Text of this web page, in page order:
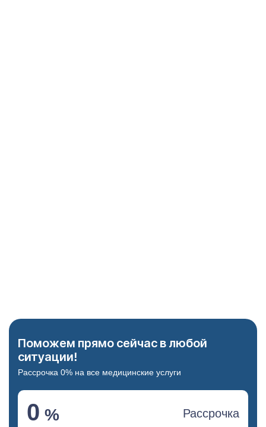
Поможем прямо сейчас в любой
ситуации!
Рассрочка 0% на все медицинские услуги
0 % Рассрочка